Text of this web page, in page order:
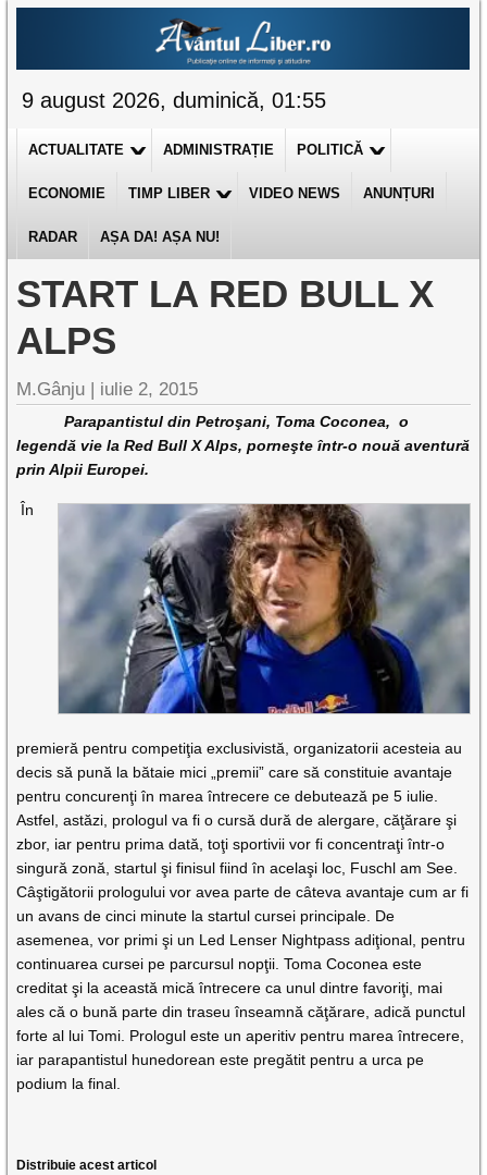
9 august 2026, duminică, 01:55
ACTUALITATE ADMINISTRAȚIE POLITICĂ
ECONOMIE TIMP LIBER VIDEO NEWS ANUNȚURI
RADAR AȘA DA! AȘA NU!
START LA RED BULL X
ALPS
M.Gânju | iulie 2, 2015
Parapantistul din Petroşani, Toma Coconea, o
legendă vie la Red Bull X Alps, porneşte într-o nouă aventură
prin Alpii Europei.
În
premieră pentru competiţia exclusivistă, organizatorii acesteia au
decis să pună la bătaie mici „premii” care să constituie avantaje
pentru concurenţi în marea întrecere ce debutează pe 5 iulie.
Astfel, astăzi, prologul va fi o cursă dură de alergare, căţărare şi
zbor, iar pentru prima dată, toţi sportivii vor fi concentraţi într-o
singură zonă, startul şi finisul fiind în acelaşi loc, Fuschl am See.
Câştigătorii prologului vor avea parte de câteva avantaje cum ar fi
un avans de cinci minute la startul cursei principale. De
asemenea, vor primi şi un Led Lenser Nightpass adiţional, pentru
continuarea cursei pe parcursul nopţii. Toma Coconea este
creditat şi la această mică întrecere ca unul dintre favoriţi, mai
ales că o bună parte din traseu înseamnă căţărare, adică punctul
forte al lui Tomi. Prologul este un aperitiv pentru marea întrecere,
iar parapantistul hunedorean este pregătit pentru a urca pe
podium la final.
Distribuie acest articol